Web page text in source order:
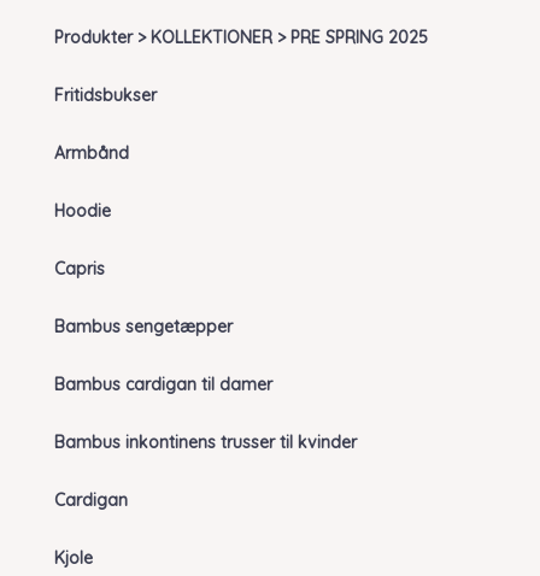
Produkter > KOLLEKTIONER > PRE SPRING 2025
Fritidsbukser
Armbånd
Hoodie
Capris
Bambus sengetæpper
Bambus cardigan til damer
Bambus inkontinens trusser til kvinder
Cardigan
Kjole